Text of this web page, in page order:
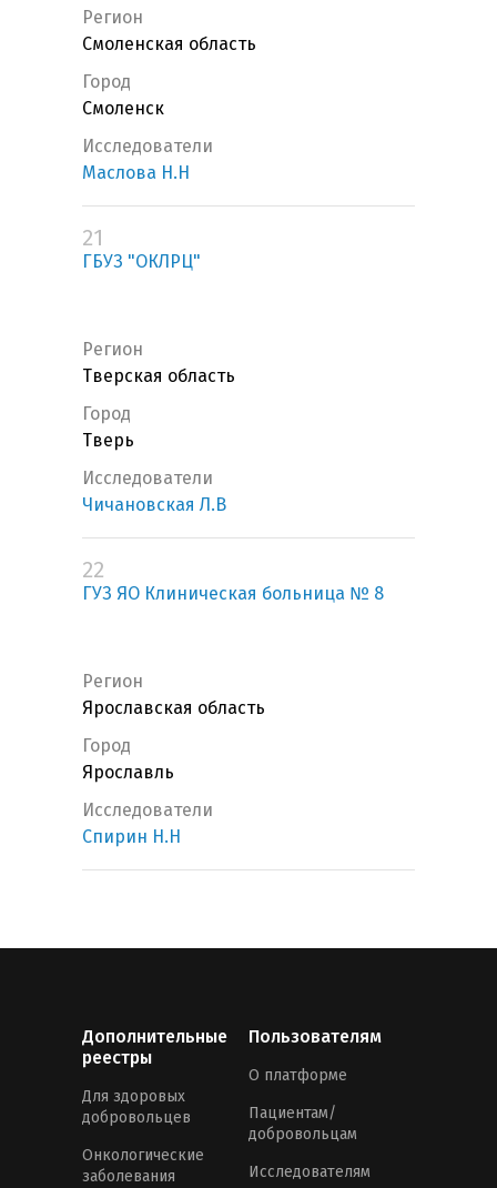
Регион
Смоленская область
Город
Смоленск
Исследователи
Маслова Н.Н
21
ГБУЗ "ОКЛРЦ"
Регион
Тверская область
Город
Тверь
Исследователи
Чичановская Л.В
22
ГУЗ ЯО Клиническая больница № 8
Регион
Ярославская область
Город
Ярославль
Исследователи
Спирин Н.Н
Дополнительные
реестры
Для здоровых
добровольцев
Онкологические
заболевания
Пользователям
О платформе
Пациентам/
добровольцам
Исследователям